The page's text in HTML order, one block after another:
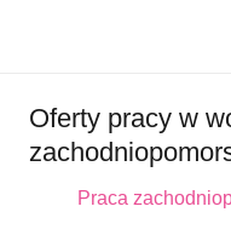
Oferty pracy w
Praca